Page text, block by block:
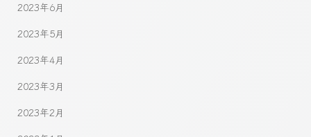
2023年6月
2023年5月
2023年4月
2023年3月
2023年2月